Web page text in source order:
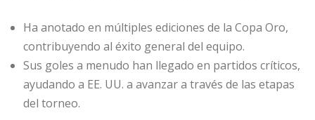
Ha anotado en múltiples ediciones de la Copa Oro,
contribuyendo al éxito general del equipo.
Sus goles a menudo han llegado en partidos críticos,
ayudando a EE. UU. a avanzar a través de las etapas
del torneo.